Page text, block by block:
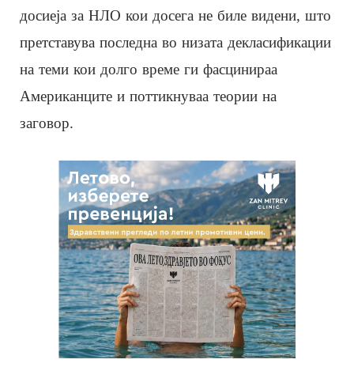
досиеја за НЛО кои досега не биле видени, што
претставува последна во низата декласификации
на теми кои долго време ги фасцинираа
Американците и поттикнуваа теории на
заговор.